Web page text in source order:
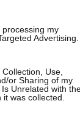
my
Advertising.
Use,
or Sharing of my
Unrelated with
was collected.